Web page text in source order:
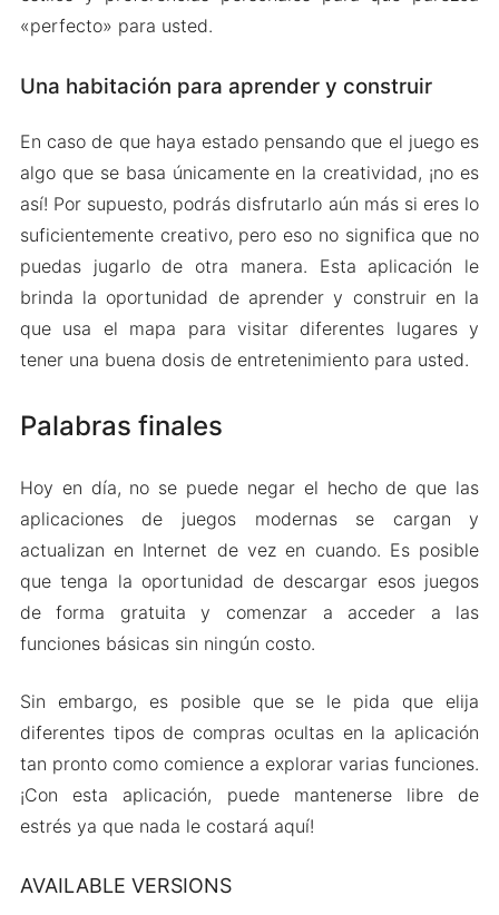
«perfecto» para usted.
Una habitación para aprender y construir
En caso de que haya estado pensando que el juego es
algo que se basa únicamente en la creatividad, ¡no es
así! Por supuesto, podrás disfrutarlo aún más si eres lo
suficientemente creativo, pero eso no significa que no
puedas jugarlo de otra manera. Esta aplicación le
brinda la oportunidad de aprender y construir en la
que usa el mapa para visitar diferentes lugares y
tener una buena dosis de entretenimiento para usted.
Palabras finales
Hoy en día, no se puede negar el hecho de que las
aplicaciones de juegos modernas se cargan y
actualizan en Internet de vez en cuando. Es posible
que tenga la oportunidad de descargar esos juegos
de forma gratuita y comenzar a acceder a las
funciones básicas sin ningún costo.
Sin embargo, es posible que se le pida que elija
diferentes tipos de compras ocultas en la aplicación
tan pronto como comience a explorar varias funciones.
¡Con esta aplicación, puede mantenerse libre de
estrés ya que nada le costará aquí!
AVAILABLE VERSIONS